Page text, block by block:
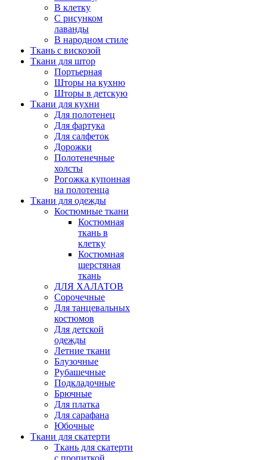
В клетку
С рисунком
лаванды
В народном стиле
Ткань с вискозой
Ткани для штор
Портьерная
Шторы на кухню
Шторы в детскую
Ткани для кухни
Для полотенец
Для фартука
Для салфеток
Дорожки
Полотенечные
холсты
Рогожка купонная
на полотенца
Ткани для одежды
Костюмные ткани
Костюмная
ткань в
клетку
Костюмная
шерстяная
ткань
ДЛЯ ХАЛАТОВ
Сорочечные
Для танцевальных
костюмов
Для детской
одежды
Летние ткани
Блузочные
Рубашечные
Подкладочные
Брючные
Для платка
Для сарафана
Юбочные
Ткани для скатерти
Ткань для скатерти
с пропиткой